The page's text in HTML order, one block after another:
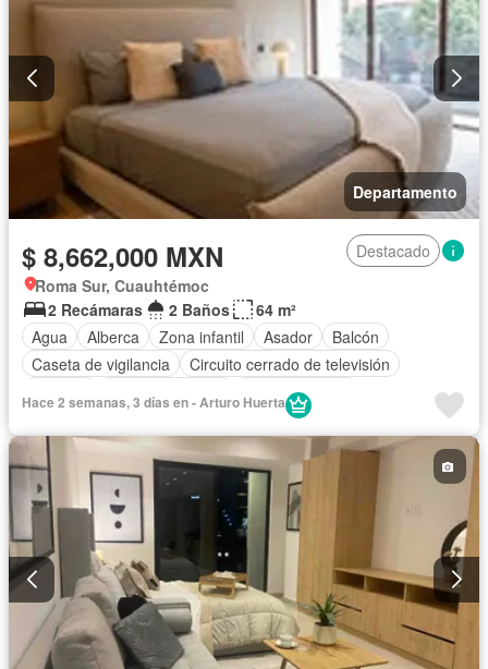
Departamento
$ 8,662,000 MXN
Destacado
Roma Sur, Cuauhtémoc
2 Recámaras
2 Baños
64 m²
Agua
Alberca Zona infantil Asador
Balcón
Caseta de vigilancia
Circuito cerrado de televisión
Cocina integral
Estacionamiento
Gimnasio
Jacuzzi Recámara con closet
Azotea
Seguridad
Terraza Vista panorámica Sin amueblar
Hace 2 semanas, 3 días en - Arturo Huerta